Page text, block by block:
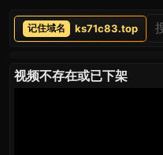
ks71c83.top
视频不存在或已下架